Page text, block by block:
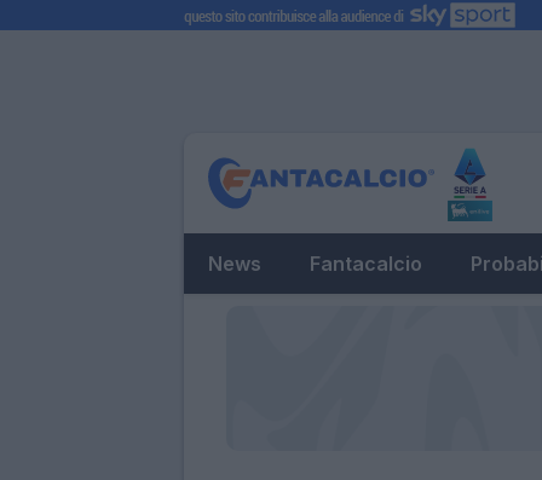
News Fantacalcio